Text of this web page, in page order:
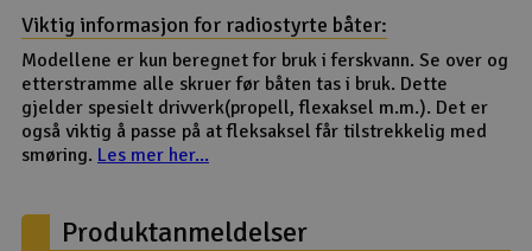
Viktig informasjon for radiostyrte båter:
Modellene er kun beregnet for bruk i ferskvann. Se over og
etterstramme alle skruer før båten tas i bruk. Dette
gjelder spesielt drivverk(propell, flexaksel m.m.). Det er
også viktig å passe på at fleksaksel får tilstrekkelig med
smøring. Les mer her...
Produktanmeldelser